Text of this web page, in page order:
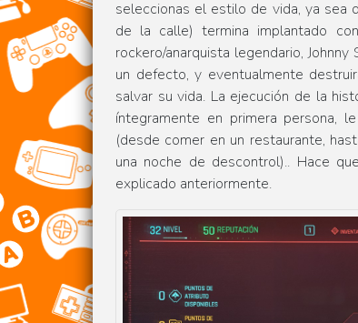
seleccionas el estilo de vida, ya sea
de la calle) termina implantado
rockero/anarquista legendario,
un defecto, y eventualmente
salvar su vida. La ejecución de la
íntegramente en primera persona,
(desde comer en un restaurante,
una noche de descontrol).. Hace
explicado anteriormente.